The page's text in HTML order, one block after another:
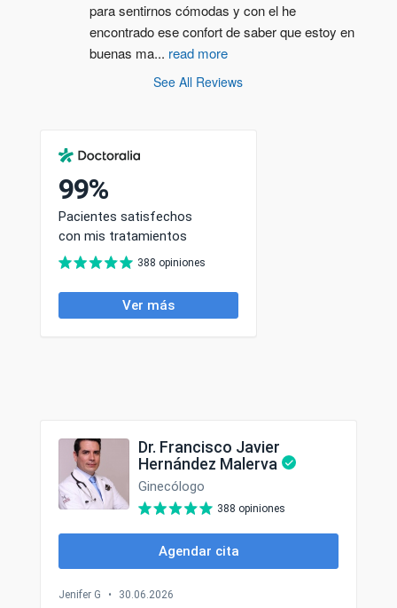
para sentirnos cómodas y con el he
encontrado ese confort de saber que estoy en
buenas ma... read more
See All Reviews